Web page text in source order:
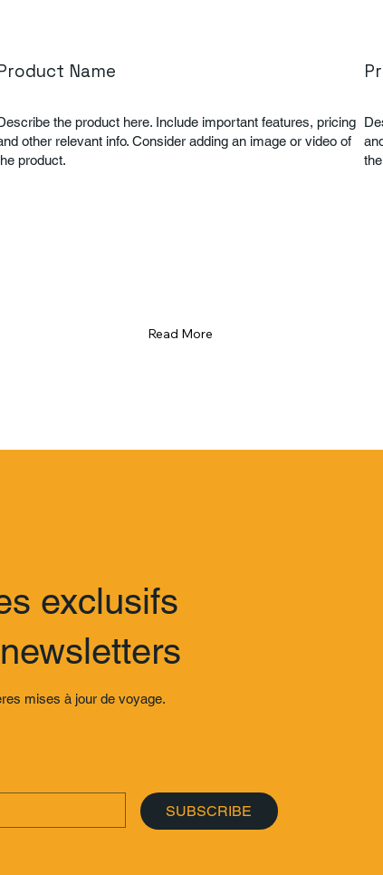
Name
the product here. Include important features, pricing
other relevant info. Consider adding an image or video of
product.
Read More
exclusifs
mises à jour de voyage.
SUBSCRIBE